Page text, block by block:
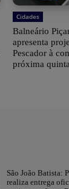
Cidades
Balneário
apresenta
Pescador à
próxima
São João Batista:
realiza entrega